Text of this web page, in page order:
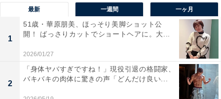
最新 一週間 一ヶ月
1
51歳・華原朋美、ほっそり美脚ショット公
開！ ばっさりカットでショートヘアに。大...
2026/01/27
2
「身体ヤバすぎですね！」現役引退の格闘家、
バキバキの肉体に驚きの声「どんだけ良い...